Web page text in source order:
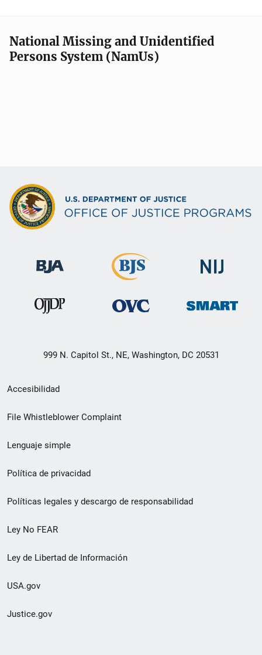
National Missing and Unidentified
Persons System (NamUs)
999 N. Capitol St., NE, Washington, DC 20531
Menú
de
de
pie
de
página
Accesibilidad
File Whistleblower Complaint
Lenguaje simple
Política de privacidad
Políticas legales y descargo de responsabilidad
Ley No FEAR
Ley de Libertad de Información
USA.gov
Justice.gov